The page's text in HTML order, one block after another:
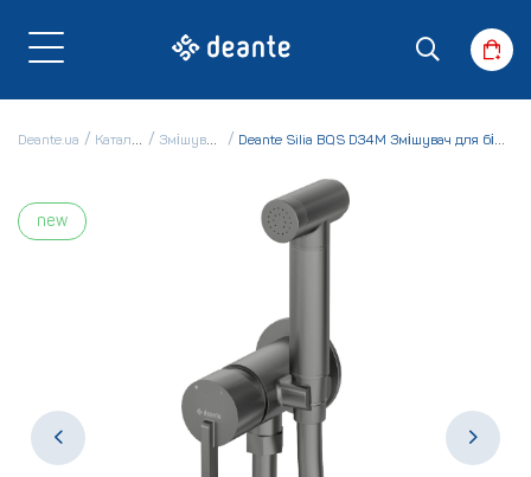
Deante.ua Каталог Змішувачі Deante Silia BQS D34M Змішувач для біде
new